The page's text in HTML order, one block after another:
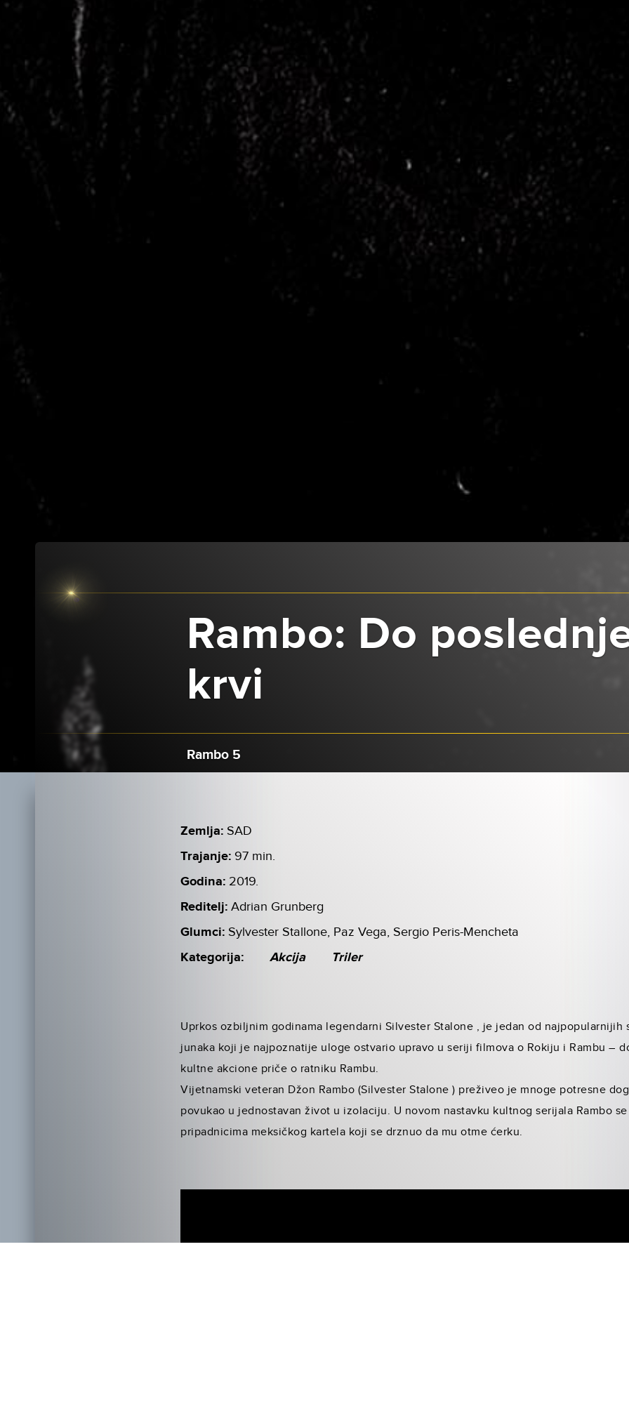
Rambo: Do
krvi
Rambo 5
Zemlja: SAD
Trajanje: 97 min.
Godina: 2019.
Reditelj: Adrian Grunberg
Glumci: Sylvester Stallone, Paz Vega, Sergio Peris-Mencheta
Kategorija: Akcija Triler
Uprkos ozbiljnim godinama legendarni Silvester Stalone , je jedan od
junaka koji je najpoznatije uloge ostvario upravo u seriji filmova o Rokiju i Rambu –
kultne akcione priče o ratniku Rambu.
Vijetnamski veteran Džon Rambo (Silvester Stalone ) preživeo je mnoge potresne
povukao u jednostavan život u izolaciju. U novom nastavku kultnog serijala Rambo
pripadnicima meksičkog kartela koji se drznuo da mu otme ćerku.